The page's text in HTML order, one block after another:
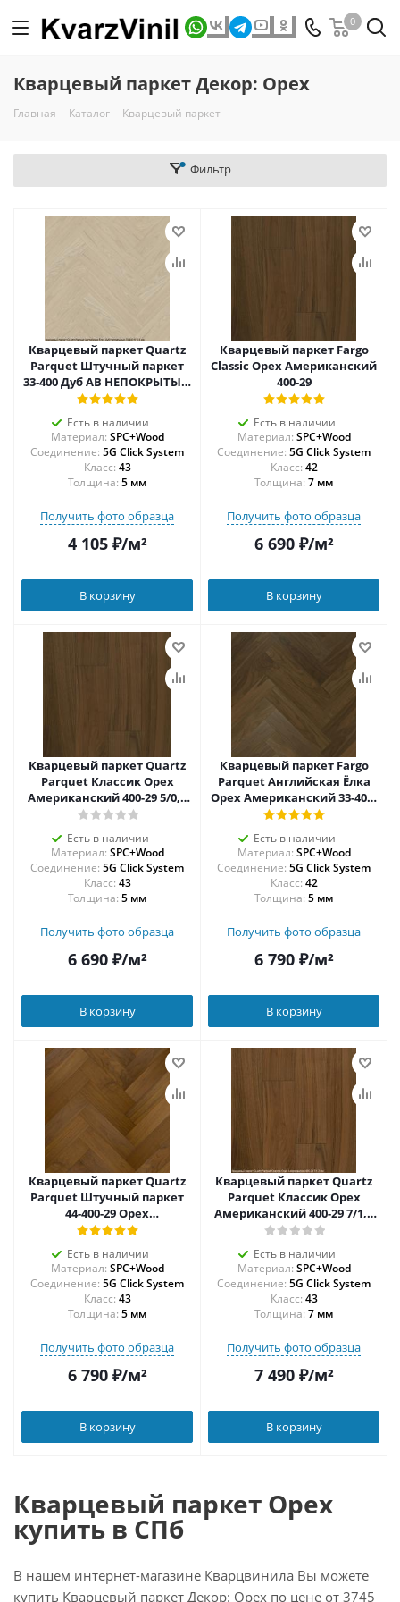
0
Кварцевый паркет Декор: Орех
Главная - Каталог - Кварцевый паркет
Фильтр
Кварцевый паркет Quartz
Parquet Штучный паркет
33-400 Дуб AB НЕПОКРЫТЫЙ
ШЛИФ.
Есть в наличии
Материал: SPC+Wood
Соединение: 5G Click System
43
Толщина: 5 мм
Получить фото образца
4 105₽/м²
В корзину
Кварцевый паркет Fargo
Classic Орех Американский
400-29
Есть в наличии
Материал: SPC+Wood
Соединение: 5G Click System
42
Толщина: 7 мм
Получить фото образца
6 690₽/м²
В корзину
Кварцевый паркет Quartz
Parquet Классик Орех
Американский 400-29 5/0,6
мм
Есть в наличии
Материал: SPC+Wood
Соединение: 5G Click System
43
Толщина: 5 мм
Получить фото образца
6 690₽/м²
В корзину
Кварцевый паркет Fargo
Parquet Английская Ёлка
Орех Американский 33-400-
29
Есть в наличии
Материал: SPC+Wood
Соединение: 5G Click System
42
Толщина: 5 мм
Получить фото образца
6 790₽/м²
В корзину
Кварцевый паркет Quartz
Parquet Штучный паркет
44-400-29 Орех
Американский
Есть в наличии
Материал: SPC+Wood
Соединение: 5G Click System
43
Толщина: 5 мм
Получить фото образца
6 790₽/м²
В корзину
Кварцевый паркет Quartz
Parquet Классик Орех
Американский 400-29 7/1,2
мм
Есть в наличии
Материал: SPC+Wood
Соединение: 5G Click System
43
Толщина: 7 мм
Получить фото образца
7 490₽/м²
В корзину
Кварцевый паркет Орех
купить в СПб
В нашем интернет-магазине Кварцвинила Вы можете
купить Кварцевый паркет Декор: Орех по цене от 3745